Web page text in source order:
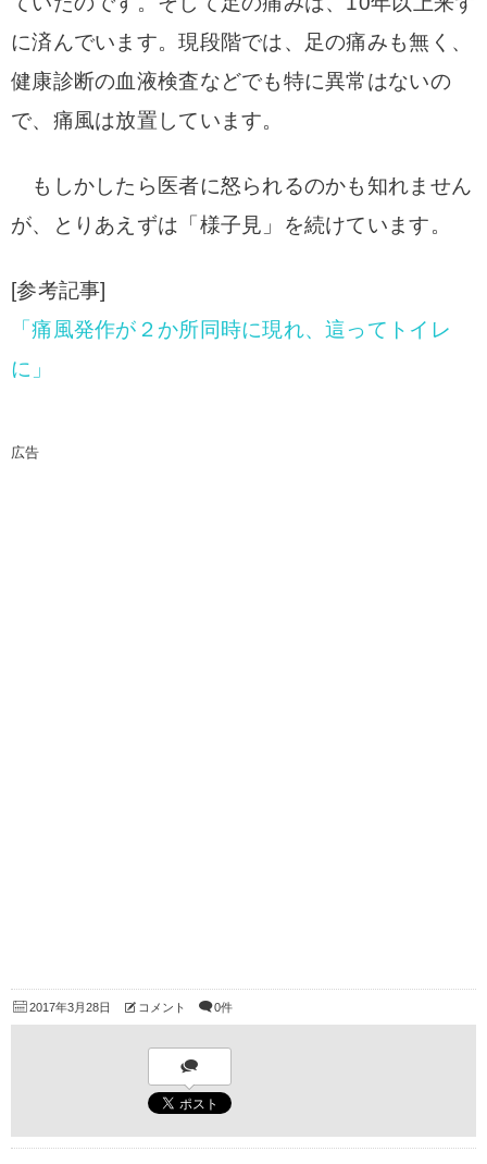
に済んでいます。現段階では、足の痛みも無く、
健康診断の血液検査などでも特に異常はないの
で、痛風は放置しています。
もしかしたら医者に怒られるのかも知れません
が、とりあえずは「様子見」を続けています。
[参考記事]
「痛風発作が２か所同時に現れ、這ってトイレ
に」
広告
2017年3月28日 コメント 0件